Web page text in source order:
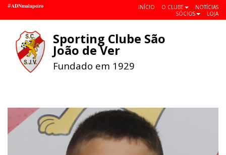
#𝐀𝐃𝐍𝐦𝐚𝐥𝐚𝐩𝐞𝐢𝐫𝐨 INÍCIO O CLUBE
NOTÍCIAS
SÓCIOS
LOJA
Sporting Clube São
João de Ver
Fundado em 1929